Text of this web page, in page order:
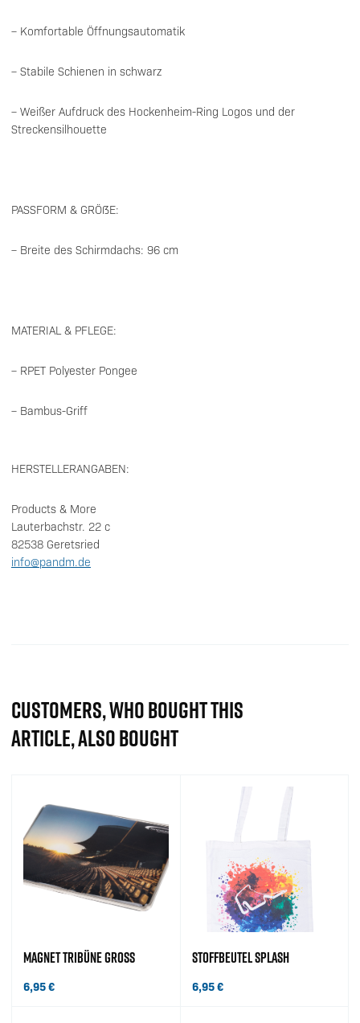
– Komfortable Öffnungsautomatik
– Stabile Schienen in schwarz
– Weißer Aufdruck des Hockenheim-Ring Logos und der
Streckensilhouette
PASSFORM & GRÖßE:
– Breite des Schirmdachs: 96 cm
MATERIAL & PFLEGE:
– RPET Polyester Pongee
– Bambus-Griff
HERSTELLERANGABEN:
Products & More
Lauterbachstr. 22 c
82538 Geretsried
info@pandm.de
CUSTOMERS, WHO BOUGHT THIS
ARTICLE, ALSO BOUGHT
MAGNET TRIBÜNE GROSS
6,95€
STOFFBEUTEL SPLASH
6,95€